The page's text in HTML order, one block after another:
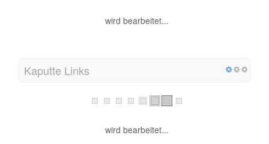
wird bearbeitet...
Kaputte Links
wird bearbeitet...